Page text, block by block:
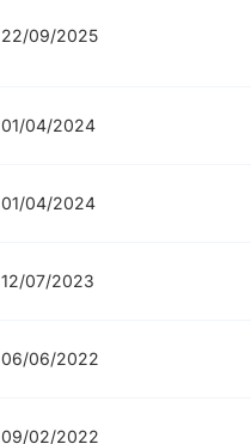
22/09/2025
01/04/2024
01/04/2024
12/07/2023
06/06/2022
09/02/2022